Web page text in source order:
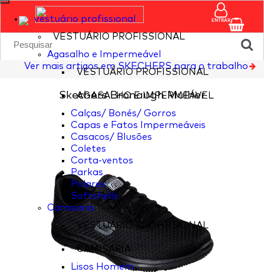
vestuário profissional
VESTUÁRIO PROFISSIONAL
Agasalho e Impermeável
VESTUÁRIO PROFISSIONAL
AGASALHO E IMPERMEÁVEL
Calças/ Bonés/ Gorros
Capas e Fatos Impermeáveis
Casacos/ Blusões
Coletes
Corta-ventos
Parkas
Polares
Softshells
Camisaria
VESTUÁRIO PROFISSIONAL
CAMISARIA
Lisos Homem
ENTRAR
Ver mais artigos em SKECHERS para o trabalho
Skechers Bronaugh Mulher